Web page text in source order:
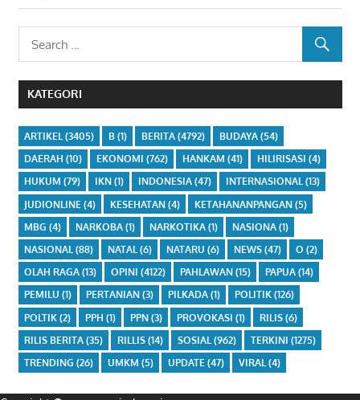
KATEGORI
ARTIKEL(3405) B(1) BERITA(4792) BUDAYA(54)
DAERAH (10) EKONOMI (762) HANKAM (41) HILIRISASI (4)
HUKUM (79) IKN(1) INDONESIA(47) INTERNASIONAL(13)
JUDIONLINE (4) KESEHATAN(4) KETAHANANPANGAN(5)
MBG (4) NARKOBA(1) NARKOTIKA(1) NASIONA(1)
NASIONAL(88) NATAL(6) NATARU (6) NEWS(47) O (2)
OLAH RAGA(13) OPINI (4122) PAHLAWAN(15) PAPUA(14)
PEMILU (1) PERTANIAN(3) PILKADA(1) POLITIK(126)
POLTIK(2) PPH (1) PPN(3) PROVOKASI (1) RILIS(6)
RILIS BERITA(35) RILLIS(14) SOSIAL (962) TERKINI (1275)
TRENDING (26) UMKM (5) UPDATE (47) VIRAL (4)